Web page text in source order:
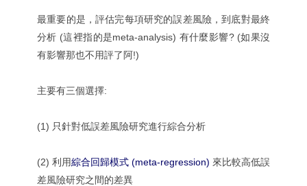
最重要的是，評估完每項研究的誤差風險，到底對最終
分析 (這裡指的是meta-analysis) 有什麼影響? (如果沒
有影響那也不用評了阿!)
主要有三個選擇:
(1) 只針對低誤差風險研究進行綜合分析
(2) 利用綜合回歸模式 (meta-regression) 來比較高低誤
差風險研究之間的差異